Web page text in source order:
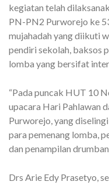
kegiatan telah
PN-PN2 Purworejo ke
mujahadah yang diikuti
pendiri sekolah, baksos
lomba yang bersifat
“Pada puncak HUT 10
upacara Hari Pahlawan
Purworejo, yang
para pemenang lomba,
dan penampilan
Drs Arie Edy Prasetyo,